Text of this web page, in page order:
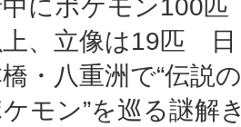
にポケモン100匹
上、立像は19匹 日
・八重洲で“伝説の
モン”を巡る謎解き